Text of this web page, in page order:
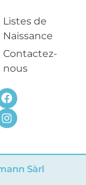
Listes de
Naissance
Contactez-
nous
Sàrl